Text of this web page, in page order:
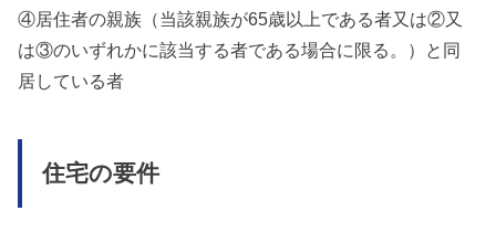
④居住者の親族（当該親族が65歳以上である者又は②又
は③のいずれかに該当する者である場合に限る。）と同
居している者
住宅の要件